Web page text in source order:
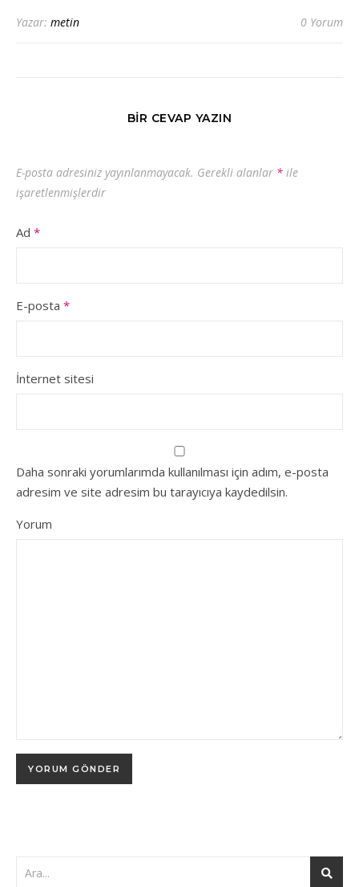
Yazar: metin 0 Yorum
BIR CEVAP YAZIN
E-posta adresiniz yayınlanmayacak. Gerekli alanlar * ile
işaretlenmişlerdir
Ad *
E-posta *
İnternet sitesi
Daha sonraki yorumlarımda kullanılması için adım, e-posta
adresim ve site adresim bu tarayıcıya kaydedilsin.
Yorum